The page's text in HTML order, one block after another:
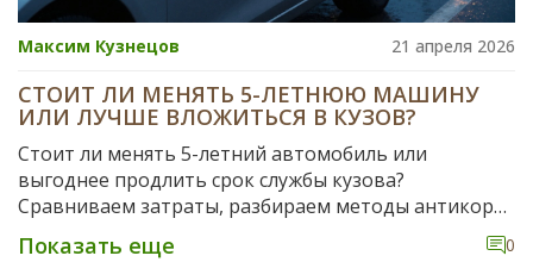
Максим Кузнецов 21 апреля 2026
СТОИТ ЛИ МЕНЯТЬ 5-ЛЕТНЮЮ МАШИНУ
ИЛИ ЛУЧШЕ ВЛОЖИТЬСЯ В КУЗОВ?
Стоит ли менять 5-летний автомобиль или
выгоднее продлить срок службы кузова?
Сравниваем затраты, разбираем методы антикора
и решаем, когда пора обновлять авто.
Показать еще 0